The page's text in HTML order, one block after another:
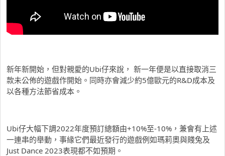
新年新開始，但對親愛的Ubi仔來說， 新一年便是以直接取消三
款未公佈的遊戲作開始。同時亦會減少約5億歐元的R&D成本及
以各種方法節省成本。
Ubi仔大幅下調2022年度預訂總額由+10%至-10%，兼會有上述
一連串的舉動，事緣它們最近發行的遊戲例如瑪莉奧與賤兔及
Just Dance 2023表現都不如預期。